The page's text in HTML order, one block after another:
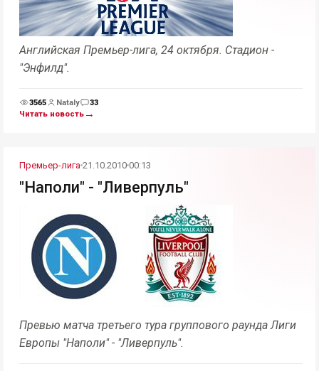
Английская Премьер-лига, 24 октября. Стадион -
"Энфилд".
Просмотры
3565 NatalyКомментарии
33
Читать новость →
Премьер-лига 21.10.2010 00:13
"Наполи" - "Ливерпуль"
Превью матча третьего тура группового раунда Лиги
Европы "Наполи" - "Ливерпуль".